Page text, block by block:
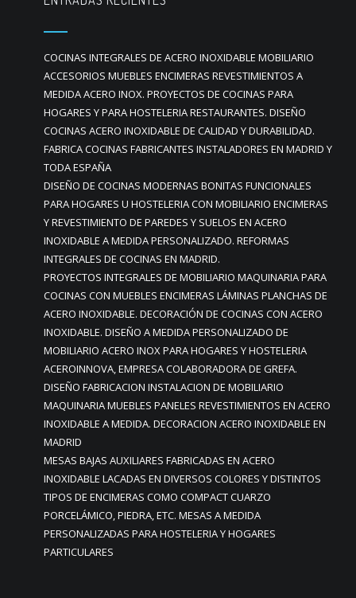
COCINAS INTEGRALES DE ACERO INOXIDABLE MOBILIARIO
ACCESORIOS MUEBLES ENCIMERAS REVESTIMIENTOS A
MEDIDA ACERO INOX. PROYECTOS DE COCINAS PARA
HOGARES Y PARA HOSTELERIA RESTAURANTES. DISEÑO
COCINAS ACERO INOXIDABLE DE CALIDAD Y DURABILIDAD.
FABRICA COCINAS FABRICANTES INSTALADORES EN MADRID Y
TODA ESPAÑA
DISEÑO DE COCINAS MODERNAS BONITAS FUNCIONALES
PARA HOGARES U HOSTELERIA CON MOBILIARIO ENCIMERAS
Y REVESTIMIENTO DE PAREDES Y SUELOS EN ACERO
INOXIDABLE A MEDIDA PERSONALIZADO. REFORMAS
INTEGRALES DE COCINAS EN MADRID.
PROYECTOS INTEGRALES DE MOBILIARIO MAQUINARIA PARA
COCINAS CON MUEBLES ENCIMERAS LÁMINAS PLANCHAS DE
ACERO INOXIDABLE. DECORACIÓN DE COCINAS CON ACERO
INOXIDABLE. DISEÑO A MEDIDA PERSONALIZADO DE
MOBILIARIO ACERO INOX PARA HOGARES Y HOSTELERIA
ACEROINNOVA, EMPRESA COLABORADORA DE GREFA.
DISEÑO FABRICACION INSTALACION DE MOBILIARIO
MAQUINARIA MUEBLES PANELES REVESTIMIENTOS EN ACERO
INOXIDABLE A MEDIDA. DECORACION ACERO INOXIDABLE EN
MADRID
MESAS BAJAS AUXILIARES FABRICADAS EN ACERO
INOXIDABLE LACADAS EN DIVERSOS COLORES Y DISTINTOS
TIPOS DE ENCIMERAS COMO COMPACT CUARZO
PORCELÁMICO, PIEDRA, ETC. MESAS A MEDIDA
PERSONALIZADAS PARA HOSTELERIA Y HOGARES
PARTICULARES